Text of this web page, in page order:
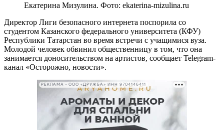
Екатерина Мизулина. Фото: ekaterina-mizulina.ru
Директор Лиги безопасного интернета поспорила со
студентом Казанского федерального университета (КФУ)
Республики Татарстан во время встречи с учащимися вуза.
Молодой человек обвинил общественницу в том, что она
занимается доносительством на артистов, сообщает Telegram-
канал «Осторожно, новости».
РЕКЛАМА • ООО «ДРУЖБА» ИНН 9704146411